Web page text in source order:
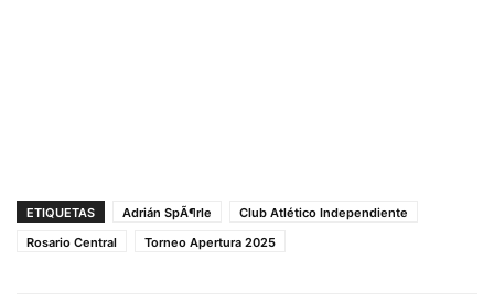
ETIQUETAS Adrián SpÃ¶rle
Club Atlético Independiente
Rosario Central
Torneo Apertura 2025